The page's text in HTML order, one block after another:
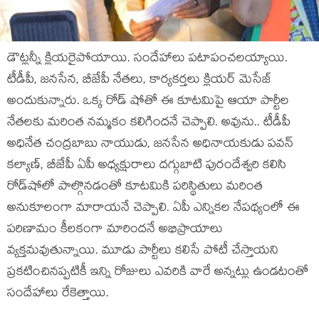
డౌట్ల‌న్నీ క్లియ‌రైపోయాయి. సందేహాలు ప‌టాపంచ‌ల‌య్యాయి.
టీడీపీ, జ‌న‌సేన‌, బీజేపీ నేత‌లు, కార్య‌క‌ర్త‌లు క్లియ‌ర్ మెసేజ్
అందుకున్నారు. ఒక్క రోడ్ షోతో ఈ కూట‌మిపై ఆయా పార్టీల
నేత‌ల‌కు మ‌రింత న‌మ్మ‌కం క‌లిగింద‌నే చెప్పాలి. అవును.. టీడీపీ
అధినేత చంద్ర‌బాబు నాయుడు, జ‌న‌సేన అధినాయ‌కుడు ప‌వ‌న్
క‌ల్యాణ్‌, బీజేపీ ఏపీ అధ్యక్షురాలు ద‌గ్గుబాటి పురందేశ్వ‌రి క‌లిసి
రోడ్‌షోలో పాల్గొన‌డంతో కూట‌మికి ప‌రిస్థితులు మ‌రింత
అనుకూలంగా మారాయ‌నే చెప్పాలి. ఏపీ ఎన్నిక‌ల నేప‌థ్యంలో ఈ
ప‌రిణామం కీల‌కంగా మారింద‌నే అభిప్రాయాలు
వ్య‌క్త‌మ‌వుతున్నాయి. మూడు పార్టీలు క‌లిసే పోటీ చేస్తాయ‌ని
ప్ర‌క‌టించిన‌ప్ప‌టికీ ఇన్ని రోజులు ఎవ‌రికి వారే అన్న‌ట్లు ఉండ‌టంతో
సందేహాలు రేకెత్తాయి.